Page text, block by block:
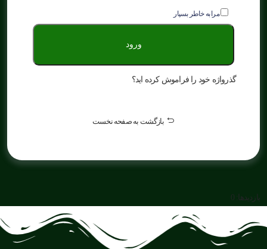
مرا به خاطر بسپار
ورود
گذرواژه خود را فراموش کرده اید؟
بازگشت به صفحه نخست
بازدیدها: 0